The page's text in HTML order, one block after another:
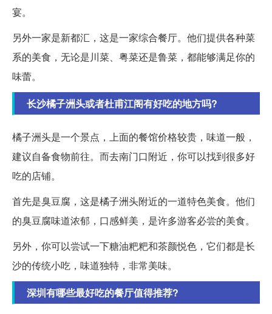
宴。
另外一家是新都汇，这是一家综合餐厅。他们提供各种菜
系的美食，无论是川菜、粤菜还是鲁菜，都能够满足你的
味蕾。
长沙橘子洲头或者杜甫江阁有好吃的地方吗?
橘子洲头是一个景点，上面的餐馆价格较贵，味道一般，
建议自备食物前往。而去南门口附近，你可以找到很多好
吃的店铺。
首先是臭豆腐，这是橘子洲头附近的一道特色美食。他们
的臭豆腐味道浓郁，口感鲜美，是许多游客必尝的美食。
另外，你可以尝试一下糖油粑粑和茶颜悦色，它们都是长
沙的传统小吃，味道独特，非常美味。
深圳有哪些最好吃的餐厅值得推荐?